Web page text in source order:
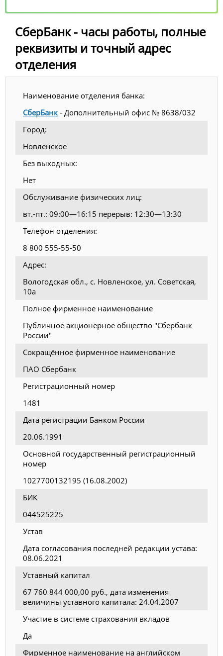
СберБанк - часы работы, полные
реквизиты и точный адрес
отделения
Наименование отделения банка:
СберБанк - Дополнительный офис № 8638/032
Город:
Новленское
Без выходных:
Нет
Обслуживание физических лиц:
вт.-пт.: 09:00—16:15 перерыв: 12:30—13:30
Телефон отделения:
8 800 555-55-50
Адрес:
Вологодская обл., с. Новленское, ул. Советская,
10а
Полное фирменное наименование
Публичное акционерное общество "Сбербанк
России"
Сокращённое фирменное наименование
ПАО Сбербанк
Регистрационный номер
1481
Дата регистрации Банком России
20.06.1991
Основной государственный регистрационный
номер
1027700132195 (16.08.2002)
БИК
044525225
Устав
Дата согласования последней редакции устава:
08.06.2021
Уставный капитал
67 760 844 000,00 руб., дата изменения
величины уставного капитала: 24.04.2007
Участие в системе страхования вкладов
Да
Фирменное наименование на английском